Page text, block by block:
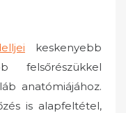
keskenyebb
felsőrészükkel
anatómiájához.
is alapfeltétel,